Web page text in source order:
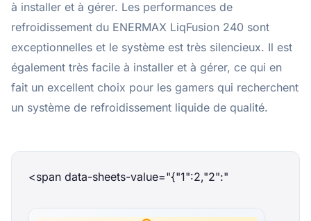
à installer et à gérer. Les performances de
refroidissement du ENERMAX LiqFusion 240 sont
exceptionnelles et le système est très silencieux. Il est
également très facile à installer et à gérer, ce qui en
fait un excellent choix pour les gamers qui recherchent
un système de refroidissement liquide de qualité.
<span data-sheets-value="{"1":2,"2":"